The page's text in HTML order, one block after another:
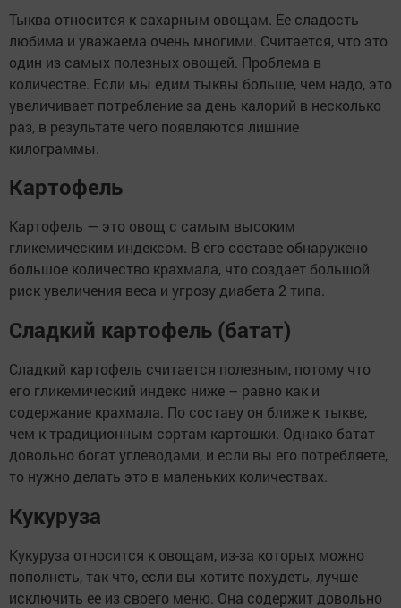
Тыква относится к сахарным овощам. Ее сладость
любима и уважаема очень многими. Считается, что это
один из самых полезных овощей. Проблема в
количестве. Если мы едим тыквы больше, чем надо, это
увеличивает потребление за день калорий в несколько
раз, в результате чего появляются лишние
килограммы.
Картофель
Картофель — это овощ с самым высоким
гликемическим индексом. В его составе обнаружено
большое количество крахмала, что создает большой
риск увеличения веса и угрозу диабета 2 типа.
Сладкий картофель (батат)
Сладкий картофель считается полезным, потому что
его гликемический индекс ниже – равно как и
содержание крахмала. По составу он ближе к тыкве,
чем к традиционным сортам картошки. Однако батат
довольно богат углеводами, и если вы его потребляете,
то нужно делать это в маленьких количествах.
Кукуруза
Кукуруза относится к овощам, из-за которых можно
пополнеть, так что, если вы хотите похудеть, лучше
исключить ее из своего меню. Она содержит довольно